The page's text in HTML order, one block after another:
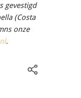
gevestigd
(Costa
onze
.